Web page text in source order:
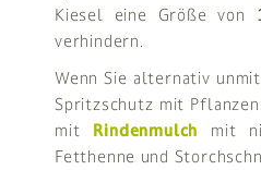
Kiesel eine Größe von
verhindern.
Wenn Sie alternativ
Spritzschutz mit
mit Rindenmulch mit
Fetthenne und